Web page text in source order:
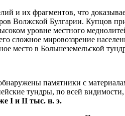
и их фрагментов, что
Волжской Булгарии. Купцов
уровне местного
сложное мировоззрение
место в Большеземельской
памятники с
тундры, по всей видимости,
I и II тыс. н. э.